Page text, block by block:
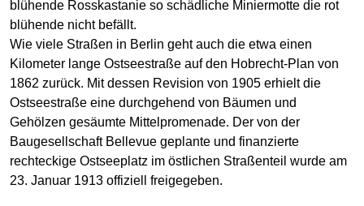
blühende Rosskastanie so schädliche Miniermotte die rot
blühende nicht befällt.
Wie viele Straßen in Berlin geht auch die etwa einen
Kilometer lange Ostseestraße auf den Hobrecht-Plan von
1862 zurück. Mit dessen Revision von 1905 erhielt die
Ostseestraße eine durchgehend von Bäumen und
Gehölzen gesäumte Mittelpromenade. Der von der
Baugesellschaft Bellevue geplante und finanzierte
rechteckige Ostseeplatz im östlichen Straßenteil wurde am
23. Januar 1913 offiziell freigegeben.